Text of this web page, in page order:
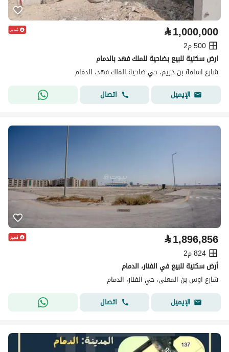
⃁1,000,000
500 م2
ارض سكنية للبيع بضاحية للملك فهد بالدمام
شارع اسامة بن خزيم، حي ضاحية الملك فهد، الدمام
الإيميل
اتصال
⃁1,896,856
824 م2
أرض سكنية للبيع في الفنار، الدمام
شارع اوس بن المعلى، حي الفنار، الدمام
الإيميل
اتصال